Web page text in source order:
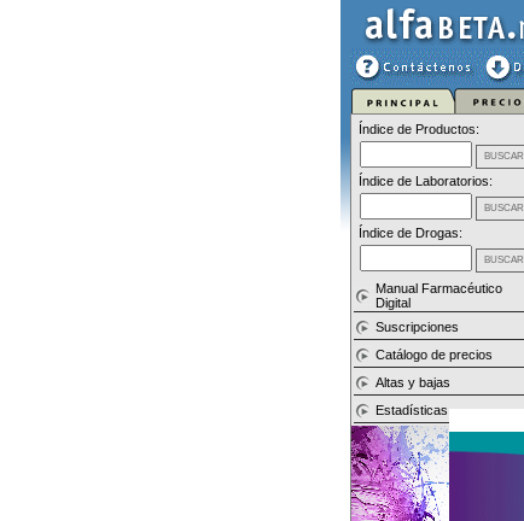
Índice de Productos:
Índice de Laboratorios:
Índice de Drogas:
Manual Farmacéutico
Digital
Suscripciones
Catálogo de precios
Altas y bajas
Estadísticas